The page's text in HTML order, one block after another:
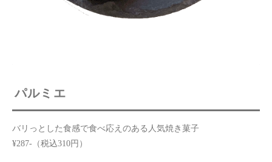
パルミエ
バリっとした食感で食べ応えのある人気焼き菓子
¥287-（税込310円）